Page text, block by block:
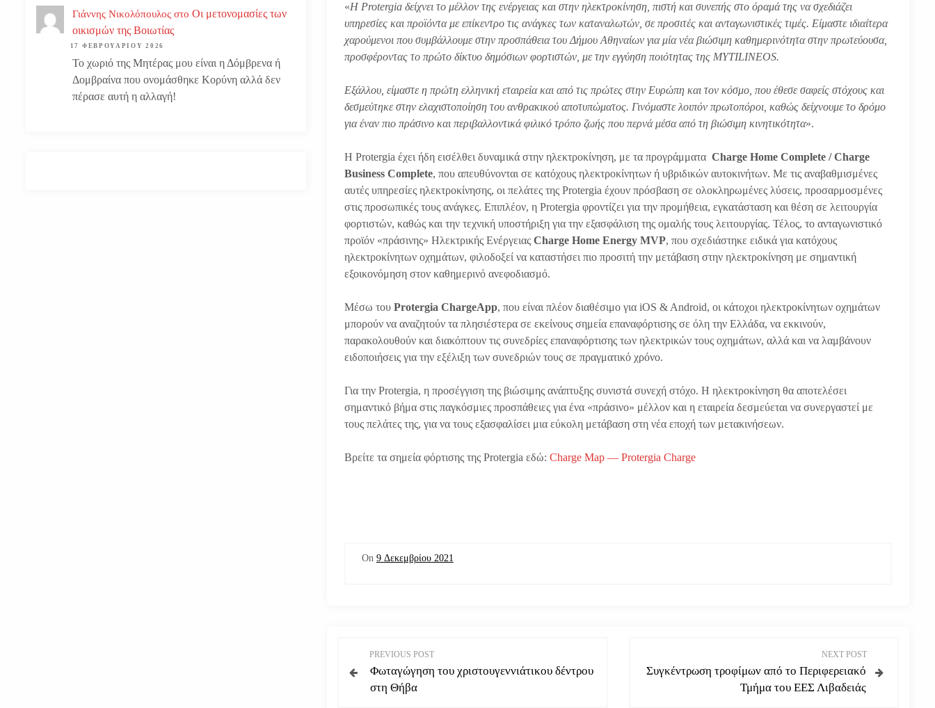
«Η Protergia δείχνει το μέλλον της ενέργειας και στην ηλεκτροκίνηση, πιστή και συνεπής στο όραμά της να σχεδιάζει
υπηρεσίες και προϊόντα με επίκεντρο τις ανάγκες των καταναλωτών, σε προσιτές και ανταγωνιστικές τιμές. Είμαστε ιδιαίτερα
χαρούμενοι που συμβάλλουμε στην προσπάθεια του Δήμου Αθηναίων για μία νέα βιώσιμη καθημερινότητα στην πρωτεύουσα,
προσφέροντας το πρώτο δίκτυο δημόσιων φορτιστών, με την εγγύηση ποιότητας της MYTILINEOS.
Εξάλλου, είμαστε η πρώτη ελληνική εταιρεία και από τις πρώτες στην Ευρώπη και τον κόσμο, που έθεσε σαφείς στόχους και
δεσμεύτηκε στην ελαχιστοποίηση του ανθρακικού αποτυπώματος. Γινόμαστε λοιπόν πρωτοπόροι, καθώς δείχνουμε το δρόμο
για έναν πιο πράσινο και περιβαλλοντικά φιλικό τρόπο ζωής που περνά μέσα από τη βιώσιμη κινητικότητα».
Η Protergia έχει ήδη εισέλθει δυναμικά στην ηλεκτροκίνηση, με τα προγράμματαCharge Home Complete / Charge
Business Complete, που απευθύνονται σε κατόχους ηλεκτροκίνητων ή υβριδικών αυτοκινήτων. Με τις αναβαθμισμένες
αυτές υπηρεσίες ηλεκτροκίνησης, οι πελάτες της Protergia έχουν πρόσβαση σε ολοκληρωμένες λύσεις, προσαρμοσμένες
στις προσωπικές τους ανάγκες. Επιπλέον, η Protergia φροντίζει για την προμήθεια, εγκατάσταση και θέση σε λειτουργία
φορτιστών, καθώς και την τεχνική υποστήριξη για την εξασφάλιση της ομαλής τους λειτουργίας. Τέλος, το ανταγωνιστικό
προϊόν «πράσινης» Ηλεκτρικής ΕνέργειαςCharge Home Energy MVP, που σχεδιάστηκε ειδικά για κατόχους
ηλεκτροκίνητων οχημάτων, φιλοδοξεί να καταστήσει πιο προσιτή την μετάβαση στην ηλεκτροκίνηση με σημαντική
εξοικονόμηση στον καθημερινό ανεφοδιασμό.
Μέσω τουProtergia ChargeApp, που είναι πλέον διαθέσιμο για iOS & Android, οι κάτοχοι ηλεκτροκίνητων οχημάτων
μπορούν να αναζητούν τα πλησιέστερα σε εκείνους σημεία επαναφόρτισης σε όλη την Ελλάδα, να εκκινούν,
παρακολουθούν και διακόπτουν τις συνεδρίες επαναφόρτισης των ηλεκτρικών τους οχημάτων, αλλά και να λαμβάνουν
ειδοποιήσεις για την εξέλιξη των συνεδριών τους σε πραγματικό χρόνο.
Για την Protergia, η προσέγγιση της βιώσιμης ανάπτυξης συνιστά συνεχή στόχο. Η ηλεκτροκίνηση θα αποτελέσει
σημαντικό βήμα στις παγκόσμιες προσπάθειες για ένα «πράσινο» μέλλον και η εταιρεία δεσμεύεται να συνεργαστεί με
τους πελάτες της, για να τους εξασφαλίσει μια εύκολη μετάβαση στη νέα εποχή των μετακινήσεων.
Βρείτε τα σημεία φόρτισης της Protergia εδώ:Charge Map — Protergia Charge
On 9 Δεκεμβρίου 2021
λ
PREVIOUS POST
Φωταγώγηση του χριστουγεννιάτικου δέντρου
στη Θήβα
NEXT POST
Συγκέντρωση τροφίμων από το Περιφερειακό
Τμήμα του ΕΕΣ Λιβαδειάς
Γιάννης Νικολόπουλος στο Οι μετονομασίες των
οικισμών της Βοιωτίας
17 ΦΕΒΡΟΥΑΡΊΟΥ 2026
Το χωριό της Μητέρας μου είναι η Δόμβρενα ή
Δομβραίνα που ονομάσθηκε Κορύνη αλλά δεν
πέρασε αυτή η αλλαγή!